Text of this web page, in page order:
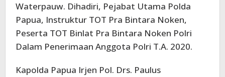
Waterpauw. Dihadiri, Pejabat Utama Polda
Papua, Instruktur TOT Pra Bintara Noken,
Peserta TOT Binlat Pra Bintara Noken Polri
Dalam Penerimaan Anggota Polri T.A. 2020.
Kapolda Papua Irjen Pol. Drs. Paulus